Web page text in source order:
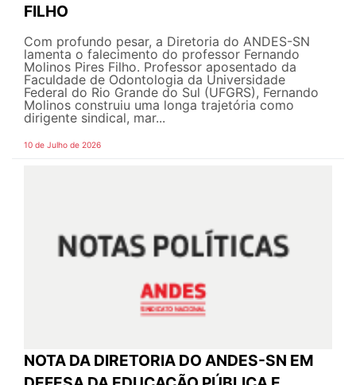
FILHO
Com profundo pesar, a Diretoria do ANDES-SN
lamenta o falecimento do professor Fernando
Molinos Pires Filho. Professor aposentado da
Faculdade de Odontologia da Universidade
Federal do Rio Grande do Sul (UFGRS), Fernando
Molinos construiu uma longa trajetória como
dirigente sindical, mar...
10 de Julho de 2026
NOTA DA DIRETORIA DO ANDES-SN EM